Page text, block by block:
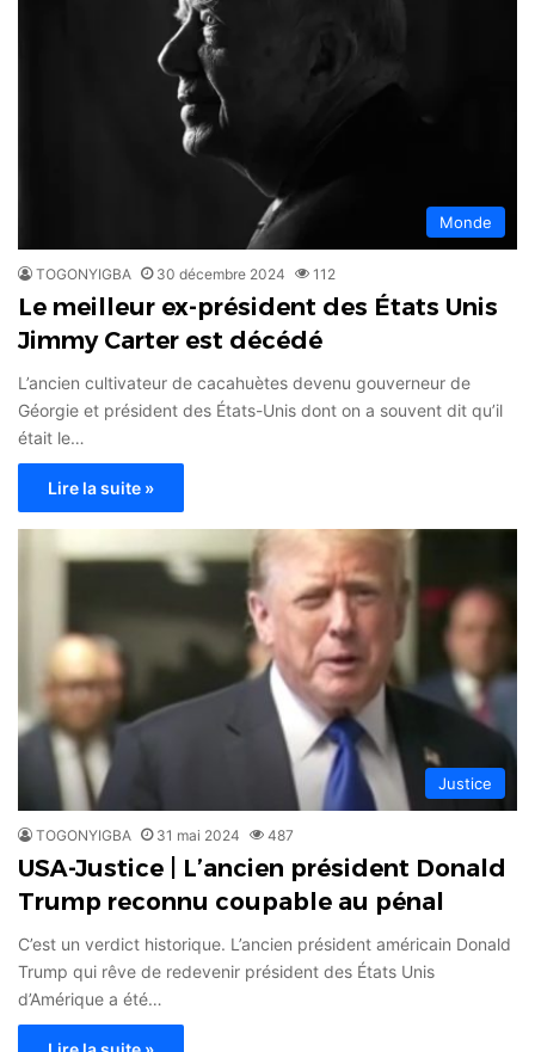
Monde
TOGONYIGBA 30 décembre 2024 112
Le meilleur ex-président des États Unis
Jimmy Carter est décédé
L’ancien cultivateur de cacahuètes devenu gouverneur de
Géorgie et président des États-Unis dont on a souvent dit qu’il
était le…
Lire la suite »
Justice
TOGONYIGBA 31 mai 2024 487
USA-Justice | L’ancien président Donald
Trump reconnu coupable au pénal
C’est un verdict historique. L’ancien président américain Donald
Trump qui rêve de redevenir président des États Unis
d’Amérique a été…